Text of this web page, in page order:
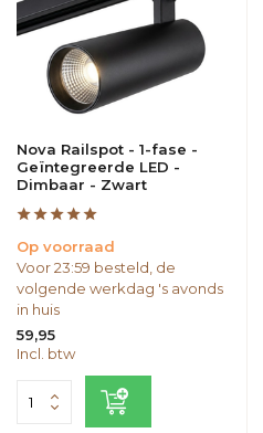
Nova Railspot - 1-fase -
Geïntegreerde LED -
Dimbaar - Zwart
Op voorraad
Voor 23:59 besteld, de
volgende werkdag 's avonds
in huis
59,95
Incl. btw